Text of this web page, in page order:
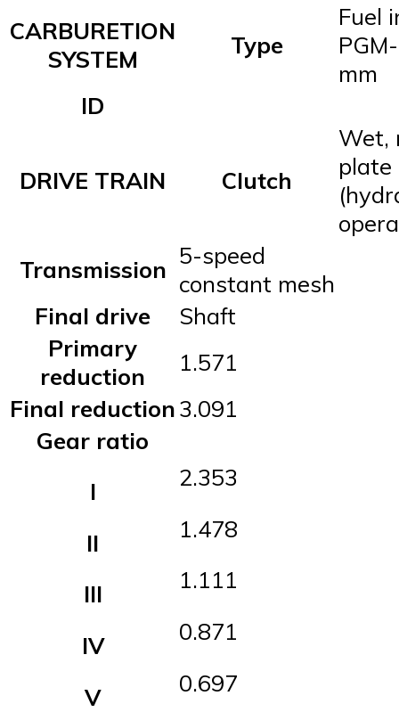
CARBURETION
SYSTEM
Type
Fuel
mm
ID
DRIVE TRAIN Clutch
Wet,
plate
Transmission 5-speed
constant mesh
Final drive
Shaft
Primary
reduction
1.571
Final reduction3.091
Gear ratio
I
II
III
IV
V
2.353
1.478
1.111
0.871
0.697